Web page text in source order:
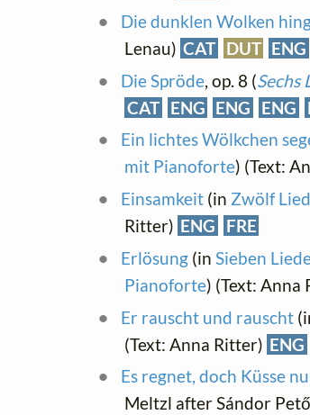
Die dunklen Wolken
Lenau) CAT DUT ENG
Die Spröde, op. 8 (Sechs
CAT ENG ENG ENG
Ein lichtes Wölkchen
mit Pianoforte) (Text:
Einsamkeit(in Zwölf
Ritter) ENG
FRE
Erlösung(in Sieben
Pianoforte) (Text: Anna
Er rauscht und rauscht
(Text: Anna Ritter) ENG
Es regnet, doch Küsse
Meltzl after Sándor